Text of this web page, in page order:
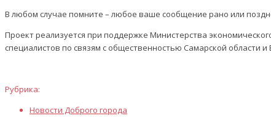
В любом случае помните – любое ваше сообщение рано или
Проект реализуется при поддержке Министерства
специалистов по связям с общественностью Самарской области и
Рубрика:
Новости Доброго города